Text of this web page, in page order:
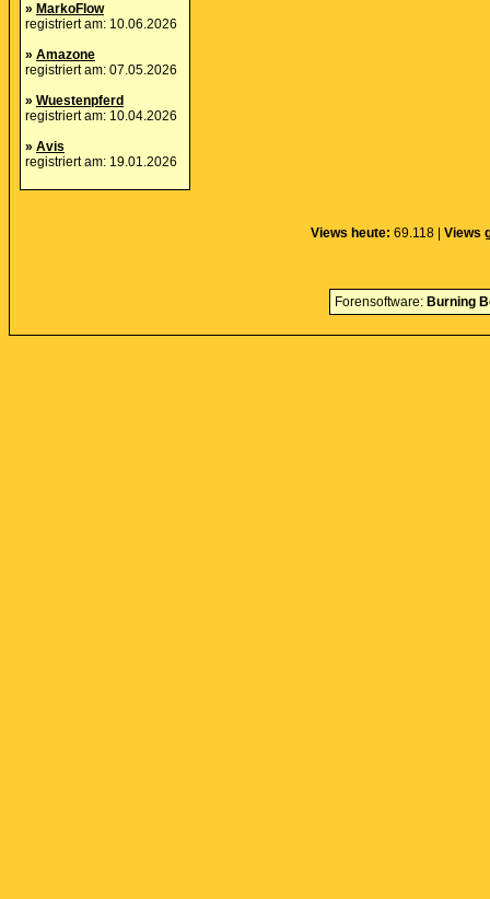
» MarkoFlow
registriert am: 10.06.2026
» Amazone
registriert am: 07.05.2026
» Wuestenpferd
registriert am: 10.04.2026
» Avis
registriert am: 19.01.2026
Views heute: 69.118 | Views
Forensoftware: Burning